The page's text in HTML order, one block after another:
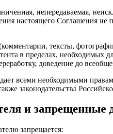
непередаваемая,
настоящего Соглашения не
тексты,
в пределах, необходимых
доведение до
всеми необходимыми
законодательства
и запрещенные
запрещается: